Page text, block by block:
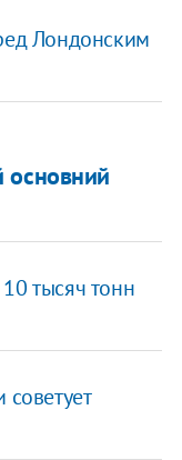
Лондонским
основний
тысяч тонн
советует